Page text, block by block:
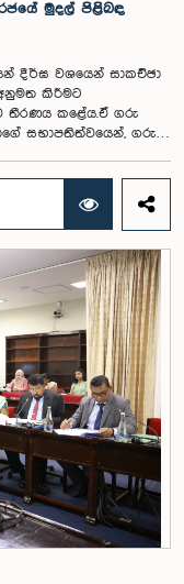
මුදල් පිළිබඳ
දීර්ඝ වශයෙන් සාකච්ඡා
කිරීමට
තීරණය කළේය.ඒ ගරු
සභාපතිත්වයෙන්, ගරු
සහ චම්පික හෙට්ටිආරච්චි
සභාව
ශ්‍රී ලංකා ප්‍රජාතාන්ත්‍රික
ප්‍රකාරව
කාරක සභාවේ
වගකීම්, රාජ්‍ය මූල්‍ය
ඇතුළු කරුණු සැලකිල්ලට
ඇතුළු මන්ත්‍රීවරුන්
ව්‍යස්ථාවේ 170 වෙනි
නොවන බවත් පවත්නා
වැටුප සඳහා
අදහස් දක්වමින්
පෙර සිටි
තිරණයට එළඹුණ බව
හා සේවක සංඛ්‍යා
කොමිසමක් නොමැති
යෝජිත වැටුප්
සහ කාර්යභාරය
පැවතිය යුතු බවට කාරක
ඒ අනුව, අදාළ වැටුප්